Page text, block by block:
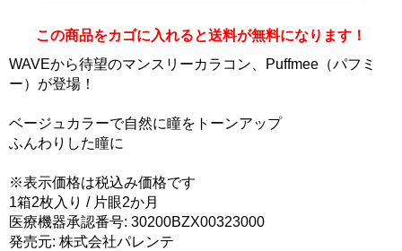
この商品をカゴに入れると送料が無料になります！
WAVEから待望のマンスリーカラコン、Puffmee（パフミ
ー）が登場！
ベージュカラーで自然に瞳をトーンアップ
ふんわりした瞳に
※表示価格は税込み価格です
1箱2枚入り / 片眼2か月
医療機器承認番号: 30200BZX00323000
発売元: 株式会社パレンテ